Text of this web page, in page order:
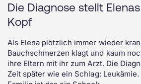
Die Diagnose stellt
Kopf
Als Elena plötzlich immer wieder
Bauchschmerzen klagt und kaum
ihre Eltern mit ihr zum Arzt. Die
Zeit später wie ein Schlag: Leukämie.